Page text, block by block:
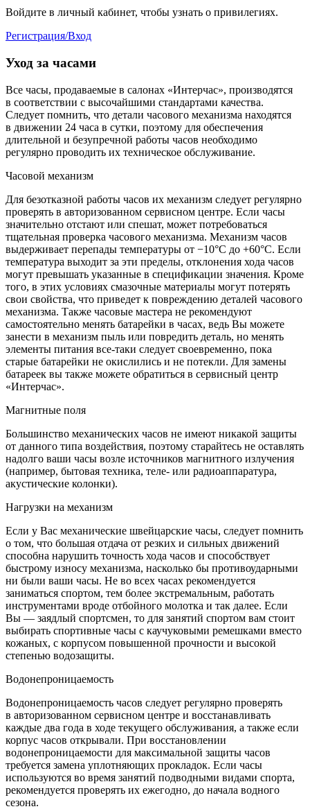
Войдите в личный кабинет, чтобы узнать о привилегиях.
Регистрация/Вход
Уход за часами
Все часы, продаваемые в салонах «Интерчас», производятся
в соответствии с высочайшими стандартами качества.
Следует помнить, что детали часового механизма находятся
в движении 24 часа в сутки, поэтому для обеспечения
длительной и безупречной работы часов необходимо
регулярно проводить их техническое обслуживание.
Часовой механизм
Для безотказной работы часов их механизм следует регулярно
проверять в авторизованном сервисном центре. Если часы
значительно отстают или спешат, может потребоваться
тщательная проверка часового механизма. Механизм часов
выдерживает перепады температуры от −10°C до +60°C. Если
температура выходит за эти пределы, отклонения хода часов
могут превышать указанные в спецификации значения. Кроме
того, в этих условиях смазочные материалы могут потерять
свои свойства, что приведет к повреждению деталей часового
механизма. Также часовые мастера не рекомендуют
самостоятельно менять батарейки в часах, ведь Вы можете
занести в механизм пыль или повредить деталь, но менять
элементы питания все-таки следует своевременно, пока
старые батарейки не окислились и не потекли. Для замены
батареек вы также можете обратиться в сервисный центр
«Интерчас».
Магнитные поля
Большинство механических часов не имеют никакой защиты
от данного типа воздействия, поэтому старайтесь не оставлять
надолго ваши часы возле источников магнитного излучения
(например, бытовая техника, теле- или радиоаппаратура,
акустические колонки).
Нагрузки на механизм
Если у Вас механические швейцарские часы, следует помнить
о том, что большая отдача от резких и сильных движений
способна нарушить точность хода часов и способствует
быстрому износу механизма, насколько бы противоударными
ни были ваши часы. Не во всех часах рекомендуется
заниматься спортом, тем более экстремальным, работать
инструментами вроде отбойного молотка и так далее. Если
Вы — заядлый спортсмен, то для занятий спортом вам стоит
выбирать спортивные часы с каучуковыми ремешками вместо
кожаных, с корпусом повышенной прочности и высокой
степенью водозащиты.
Водонепроницаемость
Водонепроницаемость часов следует регулярно проверять
в авторизованном сервисном центре и восстанавливать
каждые два года в ходе текущего обслуживания, а также если
корпус часов открывали. При восстановлении
водонепроницаемости для максимальной защиты часов
требуется замена уплотняющих прокладок. Если часы
используются во время занятий подводными видами спорта,
рекомендуется проверять их ежегодно, до начала водного
сезона.